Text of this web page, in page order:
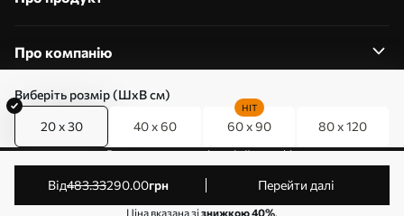
Виберіть розмір (ШхВ см)
20 x 30 40 x 60 60 x 90
HIT
80 x 120
від483.33290.00грн Перейти далі
Ціна вказана зізнижкою 40%.
Про компанію
0800357223
Редагування дозволів на файли cookie
© 2011-2026 Art-holst. Усі права захищені. Власник:
ТОВ “КЛЄВЄР”. Код ЄДРПОУ: 31780602.